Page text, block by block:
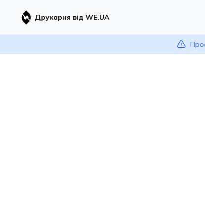
Друкарня від WE.UA